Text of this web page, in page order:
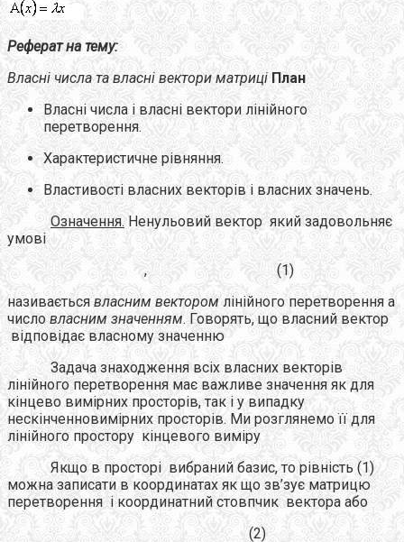
Реферат на тему:
Власні числа та власні вектори матриці План
Власні числа і власні вектори лінійного
перетворення.
Характеристичне рівняння.
Властивості власних векторів і власних значень.
Означення. Ненульовий вектор який задовольняє
умові
, (1)
називається власним вектором лінійного перетворення а
число власним значенням. Говорять, що власний вектор
відповідає власному значенню
Задача знаходження всіх власних векторів
лінійного перетворення має важливе значення як для
кінцево вимірних просторів, так і у випадку
нескінченновимірних просторів. Ми розглянемо її для
лінійного простору кінцевого виміру
Якщо в просторі вибраний базис, то рівність (1)
можна записати в координатах як що зв’зує матрицю
перетворення і координатний стовпчик вектора або
(2)